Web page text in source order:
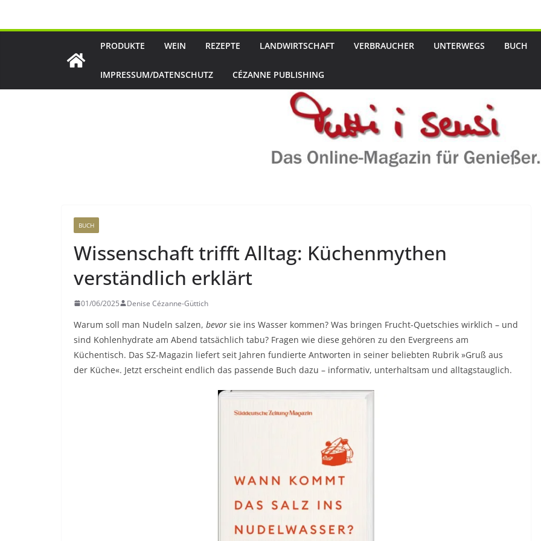
PRODUKTE WEIN REZEPTE LANDWIRTSCHAFT VERBRAUCHER UNTERWEGS BUCH
IMPRESSUM/DATENSCHUTZ CÉZANNE PUBLISHING
BUCH
Wissenschaft trifft Alltag: Küchenmythen
verständlich erklärt
01/06/2025 Denise Cézanne-Güttich
Warum soll man Nudeln salzen, bevor sie ins Wasser kommen? Was bringen Frucht-Quetschies wirklich – und
sind Kohlenhydrate am Abend tatsächlich tabu? Fragen wie diese gehören zu den Evergreens am
Küchentisch. Das SZ-Magazin liefert seit Jahren fundierte Antworten in seiner beliebten Rubrik »Gruß aus
der Küche«. Jetzt erscheint endlich das passende Buch dazu – informativ, unterhaltsam und alltagstauglich.